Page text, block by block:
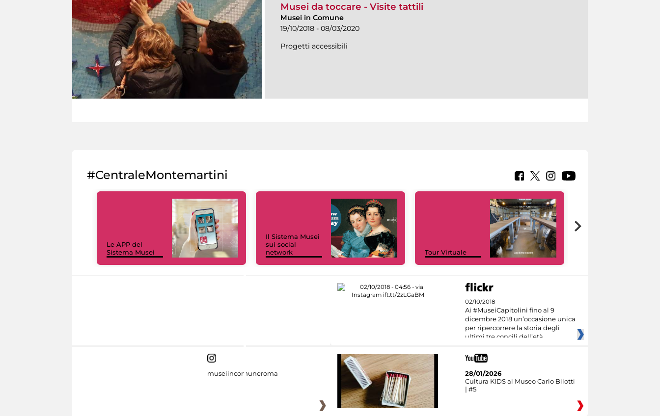
Musei da toccare - Visite tattili
Musei in Comune
19/10/2018 - 08/03/2020
Progetti accessibili
#CentraleMontemartini
Le APP del
Sistema Musei
Il Sistema Musei
sui social
network
Tour Virtuale
02/10/2018
Ai #MuseiCapitolini fino al 9
dicembre 2018 un’occasione unica
per ripercorrere la storia degli
ultimi tre concili dell’età
museiincomuneroma
28/01/2026
Cultura KIDS al Museo Carlo Bilotti
| #5